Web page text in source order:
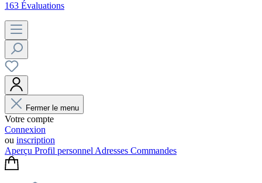
163 Évaluations
Fermer le menu
Votre compte
Connexion
ou inscription
Aperçu Profil personnel Adresses Commandes